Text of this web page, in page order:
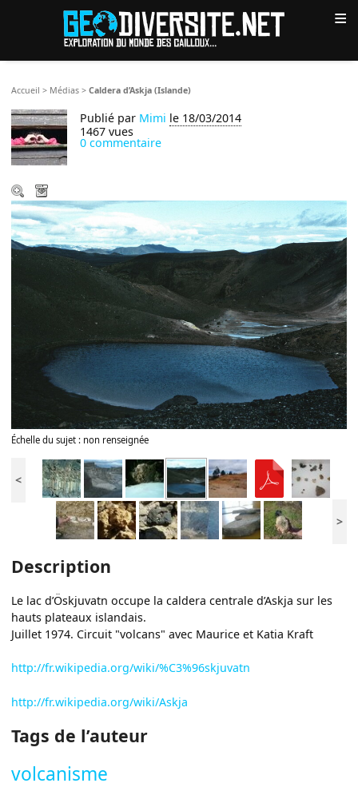
≡
Accueil > Médias >Caldera d’Askja (Islande)
Publié par Mimi le 18/03/2014
1467 vues
0 commentaire
Échelle du sujet : non renseignée
<
>
Description
Le lac d’Öskjuvatn occupe la caldera centrale d’Askja sur les
hauts plateaux islandais.
Juillet 1974. Circuit "volcans" avec Maurice et Katia Kraft
http://fr.wikipedia.org/wiki/%C3%96skjuvatn
http://fr.wikipedia.org/wiki/Askja
Tags de l’auteur
volcanisme